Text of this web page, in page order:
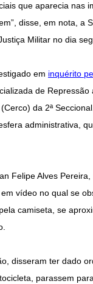
que aparecia nas
disse, em nota, a
Militar no dia
em inquérito
de Repressão
da 2ª
administrativa,
Felipe Alves
vídeo no qual se
camiseta, se
disseram ter dado
parassem